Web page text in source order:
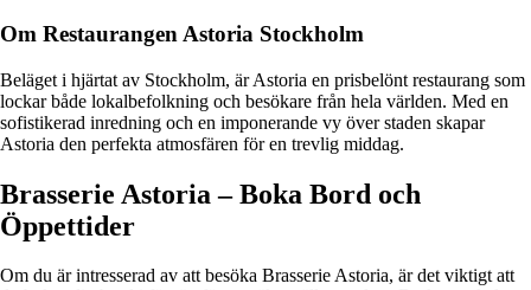
Om Restaurangen Astoria Stockholm
Beläget i hjärtat av Stockholm, är Astoria en prisbelönt restaurang som
lockar både lokalbefolkning och besökare från hela världen. Med en
sofistikerad inredning och en imponerande vy över staden skapar
Astoria den perfekta atmosfären för en trevlig middag.
Brasserie Astoria – Boka Bord och
Öppettider
Om du är intresserad av att besöka Brasserie Astoria, är det viktigt att